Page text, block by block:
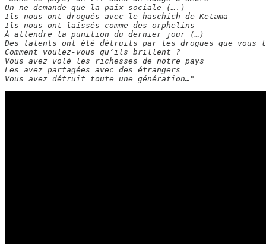
On ne demande que la paix sociale (….)
Ils nous ont drogués avec le haschich de Ketama
Ils nous ont laissés comme des orphelins
À attendre la punition du dernier jour (…)
Des talents ont été détruits par les drogues que vous
Comment voulez-vous qu’ils brillent ?
Vous avez volé les richesses de notre pays
Les avez partagées avec des étrangers
Vous avez détruit toute une génération…"